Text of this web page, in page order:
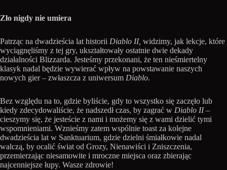
Zło nigdy nie umiera
Patrząc na dwadzieścia lat historii Diablo II, widzimy, jak lekcje, które
wyciągnęliśmy z tej gry, ukształtowały ostatnie dwie dekady
działalności Blizzarda. Jesteśmy przekonani, że ten nieśmiertelny
klasyk nadal będzie wywierać wpływ na powstawanie naszych
nowych gier – zwłaszcza z uniwersum Diablo.
Bez względu na to, gdzie byliście, gdy to wszystko się zaczęło lub
kiedy zdecydowaliście, że nadszedł czas, by zagrać w Diablo II–
cieszymy się, że jesteście z nami i możemy się z wami dzielić tymi
wspomnieniami. Wznieśmy zatem wspólnie toast za kolejne
dwadzieścia lat w Sanktuarium, gdzie dzielni śmiałkowie nadal
walczą, by ocalić świat od Grozy, Nienawiści i Zniszczenia,
przemierzając niesamowite i mroczne miejsca oraz zbierając
najcenniejsze łupy. Wasze zdrowie!